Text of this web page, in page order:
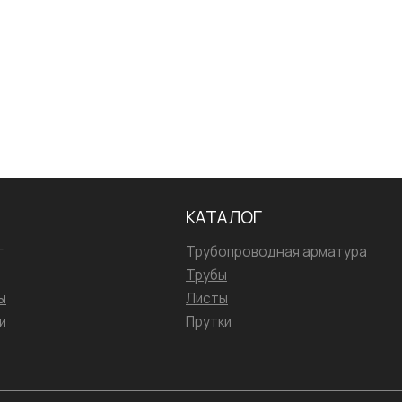
КАТАЛОГ
Трубопроводная арматура
Трубы
Листы
Прутки